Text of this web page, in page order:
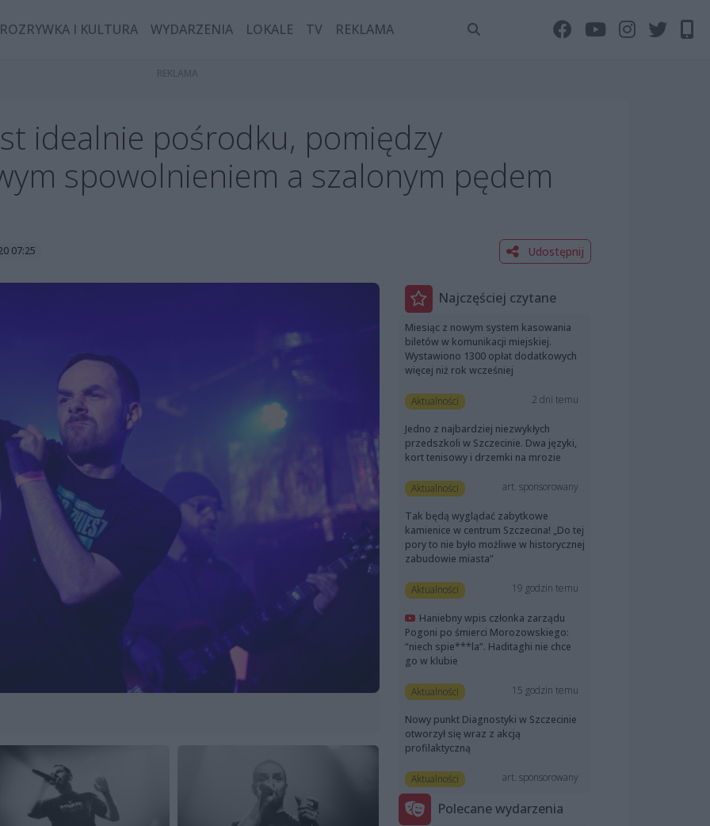
ROZRYWKA I KULTURA WYDARZENIA LOKALE TV REKLAMA
idealnie pośrodku, pomiędzy
spowolnieniem a szalonym pędem
07:25 Udostępnij
Najczęściej czytane
Miesiąc z nowym system kasowania
biletów w komunikacji miejskiej.
Wystawiono 1300 opłat dodatkowych
więcej niż rok wcześniej
Aktualności 2 dni temu
Jedno z najbardziej niezwykłych
przedszkoli w Szczecinie. Dwa języki,
kort tenisowy i drzemki na mrozie
Aktualności art. sponsorowany
Tak będą wyglądać zabytkowe
kamienice w centrum Szczecina! „Do tej
pory to nie było możliwe w historycznej
zabudowie miasta”
Aktualności 19 godzin temu
Haniebny wpis członka zarządu
Pogoni po śmierci Morozowskiego:
“niech spie***la”. Haditaghi nie chce
go w klubie
Aktualności 15 godzin temu
Nowy punkt Diagnostyki w Szczecinie
otworzył się wraz z akcją
profilaktyczną
Aktualności art. sponsorowany
Polecane wydarzenia